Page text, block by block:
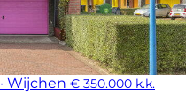
Wijchen € 350.000 k.k.